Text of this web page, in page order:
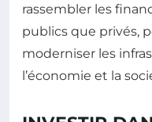
rassembler les
publics que privés,
moderniser les
l’économie et la